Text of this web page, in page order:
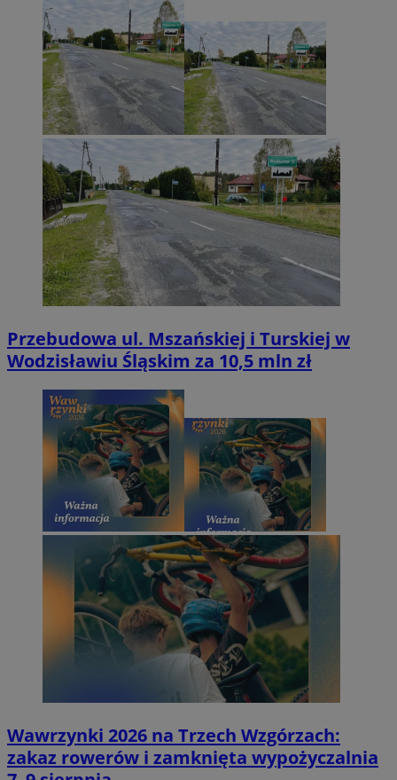
Przebudowa ul. Mszańskiej i Turskiej w
Wodzisławiu Śląskim za 10,5 mln zł
Wawrzynki 2026 na Trzech Wzgórzach:
zakaz rowerów i zamknięta wypożyczalnia